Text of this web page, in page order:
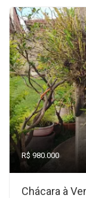
R$ 980.000
Chácara à